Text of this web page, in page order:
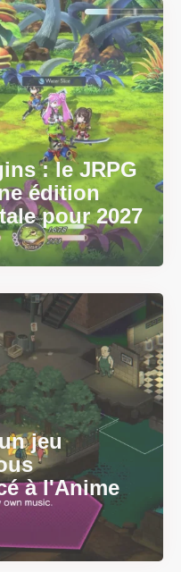
: le JRPG
édition
pour 2027
jeu
à l'Anime